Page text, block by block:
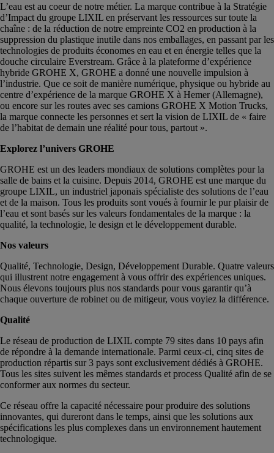
L’eau est au coeur de notre métier. La marque contribue à la Stratégie
d’Impact du groupe LIXIL en préservant les ressources sur toute la
chaîne : de la réduction de notre empreinte CO2 en production à la
suppression du plastique inutile dans nos emballages, en passant par les
technologies de produits économes en eau et en énergie telles que la
douche circulaire Everstream. Grâce à la plateforme d’expérience
hybride GROHE X, GROHE a donné une nouvelle impulsion à
l’industrie. Que ce soit de manière numérique, physique ou hybride au
centre d’expérience de la marque GROHE X à Hemer (Allemagne),
ou encore sur les routes avec ses camions GROHE X Motion Trucks,
la marque connecte les personnes et sert la vision de LIXIL de « faire
de l’habitat de demain une réalité pour tous, partout ».
Explorez l’univers GROHE
GROHE est un des leaders mondiaux de solutions complètes pour la
salle de bains et la cuisine. Depuis 2014, GROHE est une marque du
groupe LIXIL, un industriel japonais spécialiste des solutions de l’eau
et de la maison. Tous les produits sont voués à fournir le pur plaisir de
l’eau et sont basés sur les valeurs fondamentales de la marque : la
qualité, la technologie, le design et le développement durable.
Nos valeurs
Qualité, Technologie, Design, Développement Durable. Quatre valeurs
qui illustrent notre engagement à vous offrir des expériences uniques.
Nous élevons toujours plus nos standards pour vous garantir qu’à
chaque ouverture de robinet ou de mitigeur, vous voyiez la différence.
Qualité
Le réseau de production de LIXIL compte 79 sites dans 10 pays afin
de répondre à la demande internationale. Parmi ceux-ci, cinq sites de
production répartis sur 3 pays sont exclusivement dédiés à GROHE.
Tous les sites suivent les mêmes standards et process Qualité afin de se
conformer aux normes du secteur.
Ce réseau offre la capacité nécessaire pour produire des solutions
innovantes, qui dureront dans le temps, ainsi que les solutions aux
spécifications les plus complexes dans un environnement hautement
technologique.